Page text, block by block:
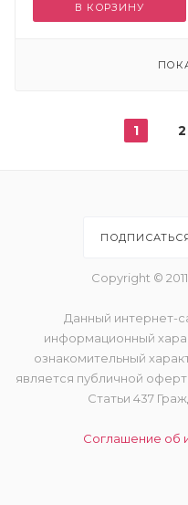
В КОРЗИНУ
1 2
Copyright ©
Данный интернет-
информационный
ознакомительный
является публичной
Статьи 437
Соглашение об